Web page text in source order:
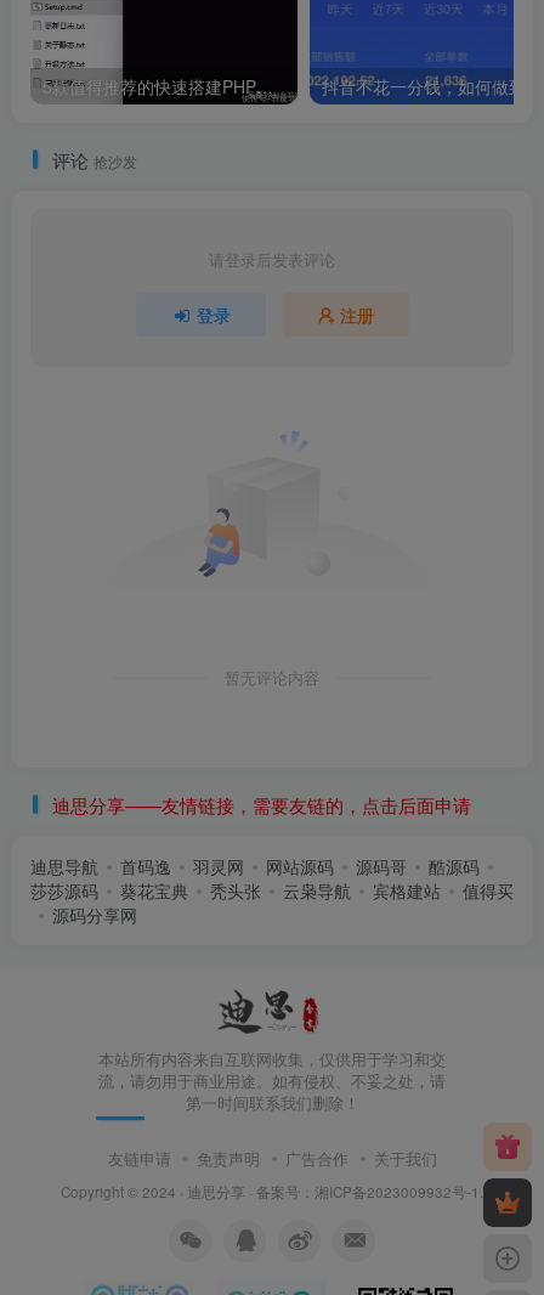
5款值得推荐的快速搭建PHP本地运行环境Web工具包顶风作案野心炸裂的赵薇，罪行不止亲日辱华，如今现状大快人心
评论 抢沙发
请登录后发表评论
登录 注册
暂无评论内容
迪思分享——友情链接，需要友链的，点击后面申请
迪思导航 首码逸 羽灵网 网站源码 源码哥
酷源码
莎莎源码
葵花宝典 秃头张 云枭导航 宾格建站
值得买
源码分享网
本站所有内容来自互联网收集，仅供用于学习和交
流，请勿用于商业用途。如有侵权、不妥之处，请
第一时间联系我们删除！
友链申请 免责声明 广告合作 关于我们
Copyright © 2024 · 迪思分享 · 备案号： 湘ICP备2023009932号-1